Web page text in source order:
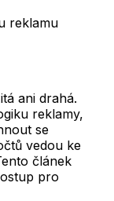
reklamu
ani drahá.
reklamy,
se
vedou ke
článek
pro